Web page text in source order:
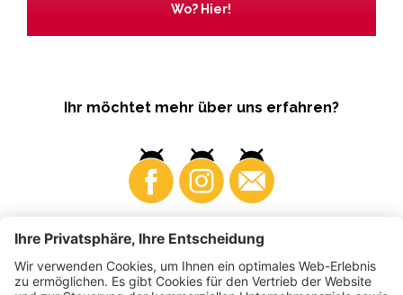
Wo? Hier!
Ihr möchtet mehr über uns erfahren?
Business Produzenten